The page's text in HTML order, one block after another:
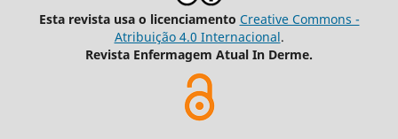
Esta revista usa o licenciamento Creative Commons -
Atribuição 4.0 Internacional.
Revista Enfermagem Atual In Derme.